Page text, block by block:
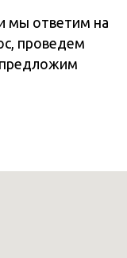
мы ответим на
проведем
предложим